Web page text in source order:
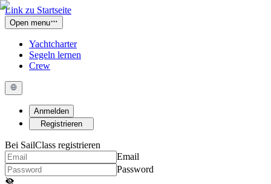
Link zu Startseite
Open menu
Yachtcharter
Segeln lernen
Crew
Anmelden
Registrieren
Bei SailClass registrieren
Email
Password